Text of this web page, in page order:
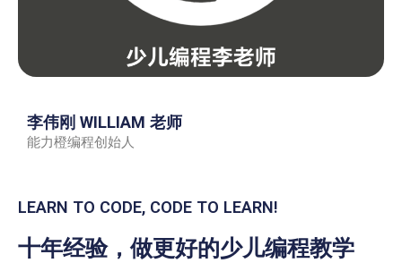
李伟刚 WILLIAM 老师
能力橙编程创始人
LEARN TO CODE, CODE TO LEARN!
十年经验，做更好的少儿编程教学